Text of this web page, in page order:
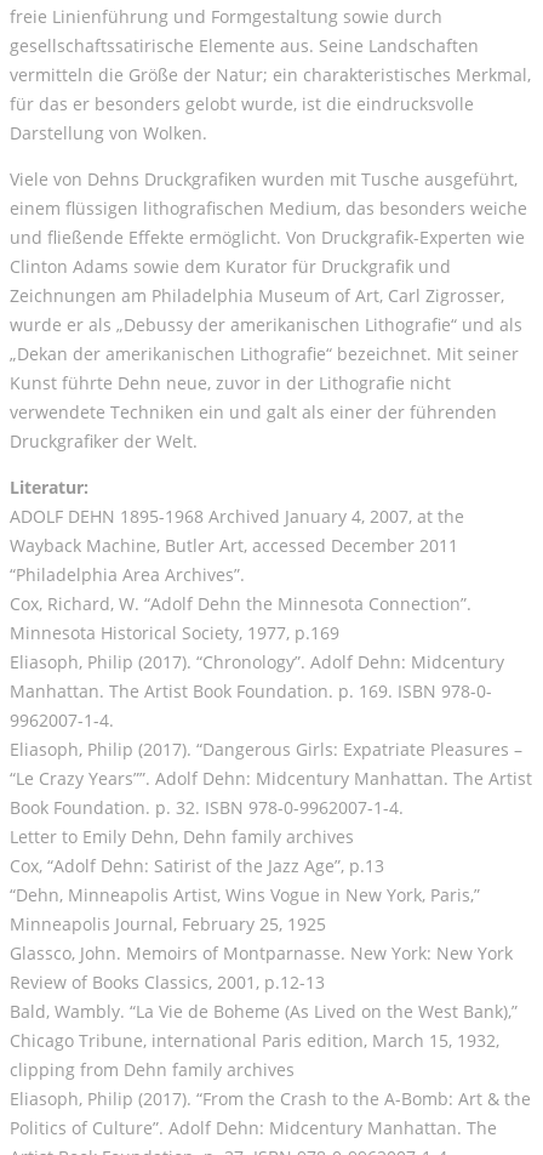
freie Linienführung und Formgestaltung sowie durch
gesellschaftssatirische Elemente aus. Seine Landschaften
vermitteln die Größe der Natur; ein charakteristisches Merkmal,
für das er besonders gelobt wurde, ist die eindrucksvolle
Darstellung von Wolken.
Viele von Dehns Druckgrafiken wurden mit Tusche ausgeführt,
einem flüssigen lithografischen Medium, das besonders weiche
und fließende Effekte ermöglicht. Von Druckgrafik-Experten wie
Clinton Adams sowie dem Kurator für Druckgrafik und
Zeichnungen am Philadelphia Museum of Art, Carl Zigrosser,
wurde er als „Debussy der amerikanischen Lithografie“ und als
„Dekan der amerikanischen Lithografie“ bezeichnet. Mit seiner
Kunst führte Dehn neue, zuvor in der Lithografie nicht
verwendete Techniken ein und galt als einer der führenden
Druckgrafiker der Welt.
Literatur:
ADOLF DEHN 1895-1968 Archived January 4, 2007, at the
Wayback Machine, Butler Art, accessed December 2011
“Philadelphia Area Archives”.
Cox, Richard, W. “Adolf Dehn the Minnesota Connection”.
Minnesota Historical Society, 1977, p.169
Eliasoph, Philip (2017). “Chronology”. Adolf Dehn: Midcentury
Manhattan. The Artist Book Foundation. p. 169. ISBN 978-0-
9962007-1-4.
Eliasoph, Philip (2017). “Dangerous Girls: Expatriate Pleasures –
“Le Crazy Years””. Adolf Dehn: Midcentury Manhattan. The Artist
Book Foundation. p. 32. ISBN 978-0-9962007-1-4.
Letter to Emily Dehn, Dehn family archives
Cox, “Adolf Dehn: Satirist of the Jazz Age”, p.13
“Dehn, Minneapolis Artist, Wins Vogue in New York, Paris,”
Minneapolis Journal, February 25, 1925
Glassco, John. Memoirs of Montparnasse. New York: New York
Review of Books Classics, 2001, p.12-13
Bald, Wambly. “La Vie de Boheme (As Lived on the West Bank),”
Chicago Tribune, international Paris edition, March 15, 1932,
clipping from Dehn family archives
Eliasoph, Philip (2017). “From the Crash to the A-Bomb: Art & the
Politics of Culture”. Adolf Dehn: Midcentury Manhattan. The